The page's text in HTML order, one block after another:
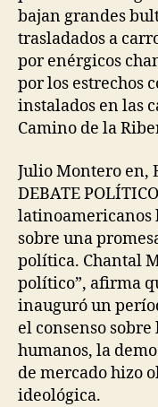
bajan grandes
trasladados a
por enérgicos
por los estrechos
instalados en las
Camino de la
Julio Montero en,
DEBATE
latinoamericanos
sobre una
política. Chantal
político”, afirma
inauguró un
el consenso
humanos, la
de mercado hizo
ideológica.